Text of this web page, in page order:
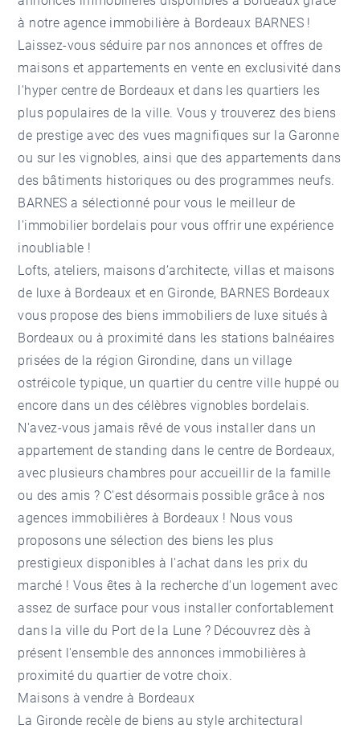
à notre agence immobilière à Bordeaux BARNES !
Laissez-vous séduire par nos annonces et offres de
maisons et appartements en vente en exclusivité dans
l'hyper centre de Bordeaux et dans les quartiers les
plus populaires de la ville. Vous y trouverez des biens
de prestige avec des vues magnifiques sur la Garonne
ou sur les vignobles, ainsi que des appartements dans
des bâtiments historiques ou des programmes neufs.
BARNES a sélectionné pour vous le meilleur de
l'immobilier bordelais pour vous offrir une expérience
inoubliable !
Lofts, ateliers, maisons d’architecte, villas et maisons
de luxe à Bordeaux et en Gironde, BARNES Bordeaux
vous propose des biens immobiliers de luxe situés à
Bordeaux ou à proximité dans les stations balnéaires
prisées de la région Girondine, dans un village
ostréicole typique, un quartier du centre ville huppé ou
encore dans un des célèbres vignobles bordelais.
N'avez-vous jamais rêvé de vous installer dans un
appartement de standing dans le centre de Bordeaux,
avec plusieurs chambres pour accueillir de la famille
ou des amis ? C'est désormais possible grâce à nos
agences immobilières à Bordeaux ! Nous vous
proposons une sélection des biens les plus
prestigieux disponibles à l'achat dans les prix du
marché ! Vous êtes à la recherche d'un logement avec
assez de surface pour vous installer confortablement
dans la ville du Port de la Lune ? Découvrez dès à
présent l'ensemble des annonces immobilières à
proximité du quartier de votre choix.
Maisons à vendre à Bordeaux
La Gironde recèle de biens au style architectural